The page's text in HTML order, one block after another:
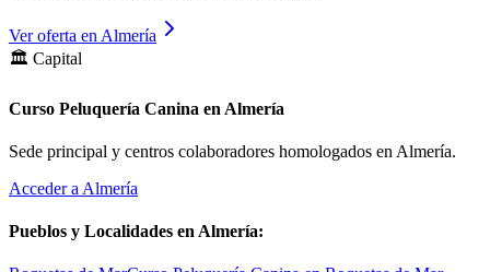
Ver oferta en Almería
🏛️ Capital
Curso Peluquería Canina en Almería
Sede principal y centros colaboradores homologados en Almería.
Acceder a Almería
Pueblos y Localidades en Almería: